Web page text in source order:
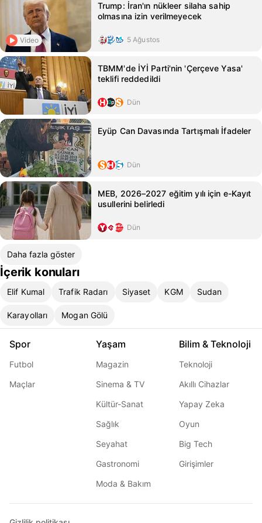
Video
Trump: İran'ın nükleer silaha sahip
olmasına izin verilmeyecek
5 Ağustos
TBMM'de İYİ Parti'nin 'Çerçeve Yasa'
teklifi reddedildi
Dün
Eyüp Can Davasında Tartışmalı İfadeler
Dün
MEB, 2026–2027 eğitim yılı için e-Kayıt
usullerini belirledi
Dün
Daha fazla göster
İçerik konuları
Elif Kumal Trafik Radarı Siyaset KGM Sudan
Karayolları Mogan Gölü
Spor
Futbol
Maçlar
Yaşam
Magazin
Sinema & TV
Kültür-Sanat
Sağlık
Seyahat
Gastronomi
Moda & Bakım
Bilim & Teknoloji
Teknoloji
Akıllı Cihazlar
Yapay Zeka
Oyun
Big Tech
Girişimler